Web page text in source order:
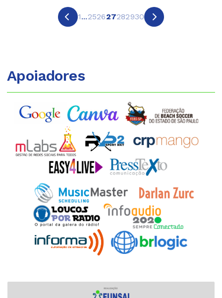
1...252627282930
Apoiadores